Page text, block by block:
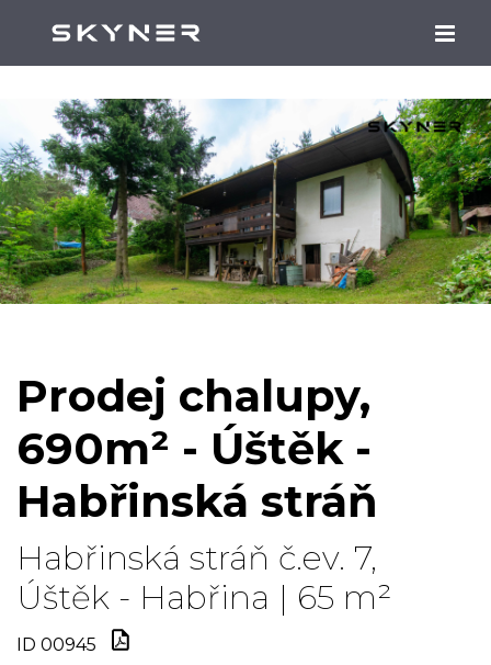
Prodej chalupy,
690m² - Úštěk -
Habřinská stráň
Habřinská stráň č.ev. 7,
Úštěk - Habřina | 65 m²
ID 00945